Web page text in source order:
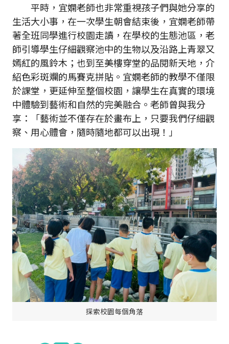
平時，宜嫻老師也非常重視孩子們與她分享的
生活大小事，在一次學生朝會結束後，宜嫻老師帶
著全班同學進行校園走讀，在學校的生態池區，老
師引導學生仔細觀察池中的生物以及沿路上青翠又
嫣紅的風鈴木；也到至美樓穿堂的品閱新天地，介
紹色彩斑斕的馬賽克拼貼。宜嫻老師的教學不僅限
於課堂，更延伸至整個校園，讓學生在真實的環境
中體驗到藝術和自然的完美融合。老師曾與我分
享：「藝術並不僅存在於畫布上，只要我們仔細觀
察、用心體會，隨時隨地都可以出現！」
探索校園每個角落